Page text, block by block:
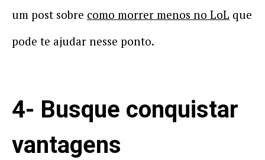
um post sobre como morrer menos no LoL que
pode te ajudar nesse ponto.
4- Busque conquistar
vantagens